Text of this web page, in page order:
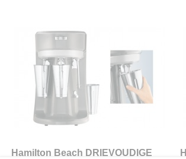
Hamilton Beach DRIEVOUDIGE